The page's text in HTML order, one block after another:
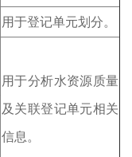
用于登记单元划分。
用于分析水资源质量
及关联登记单元相关
信息。